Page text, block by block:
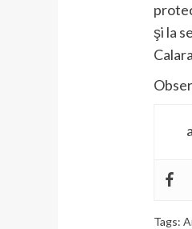
şi la
Tags: